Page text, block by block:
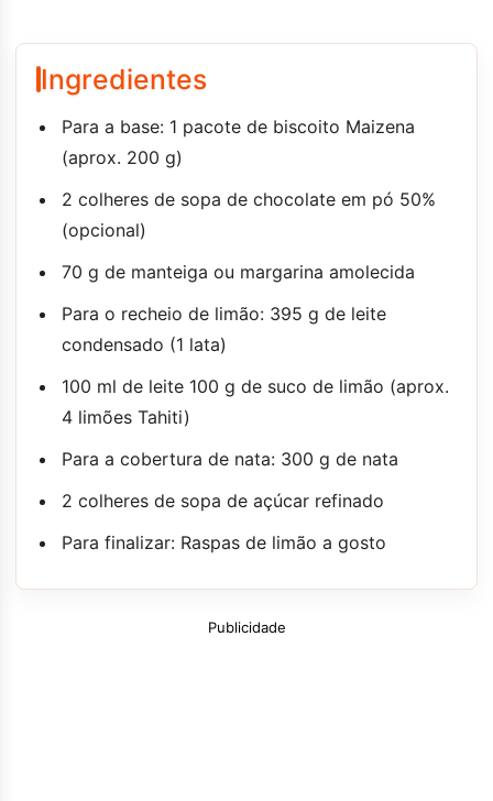
Ingredientes
Para a base: 1 pacote de biscoito Maizena
(aprox. 200 g)
2 colheres de sopa de chocolate em pó 50%
(opcional)
70 g de manteiga ou margarina amolecida
Para o recheio de limão: 395 g de leite
condensado (1 lata)
100 ml de leite 100 g de suco de limão (aprox.
4 limões Tahiti)
Para a cobertura de nata: 300 g de nata
2 colheres de sopa de açúcar refinado
Para finalizar: Raspas de limão a gosto
Publicidade